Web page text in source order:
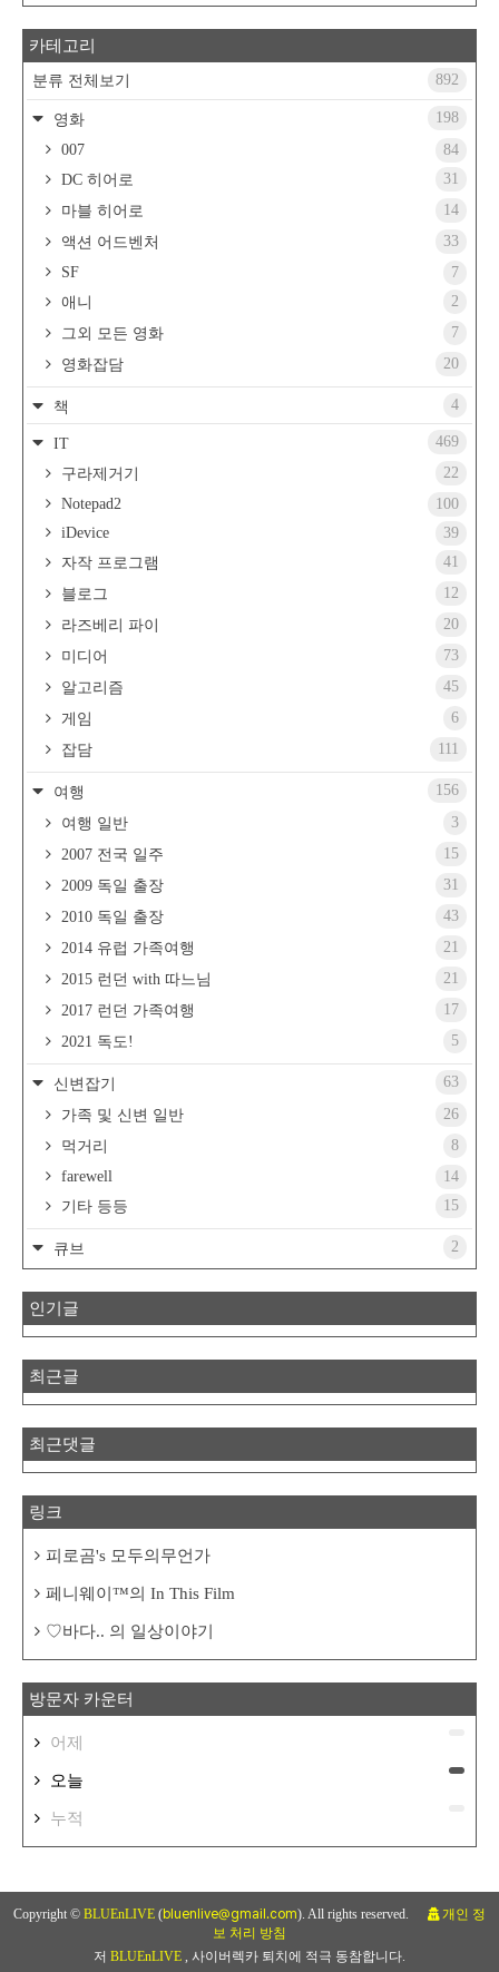
카테고리
분류 전체보기 892
영화
198
007
84
DC 히어로
31
마블 히어로
14
액션 어드벤처
33
SF
7
애니
2
그외 모든 영화
7
영화잡담
20
책 4
IT
469
구라제거기
22
Notepad2
100
iDevice
39
자작 프로그램
41
블로그
12
라즈베리 파이
20
미디어
73
알고리즘
45
게임
6
잡담
111
여행
156
여행 일반
3
2007 전국 일주
15
2009 독일 출장
31
2010 독일 출장
43
2014 유럽 가족여행
21
2015 런던 with 따느님
21
2017 런던 가족여행
17
2021 독도!
5
신변잡기
63
가족 및 신변 일반
26
먹거리
8
farewell
14
기타 등등
15
큐브 2
인기글
최근글
최근댓글
링크
피로곰's 모두의무언가
페니웨이™의 In This Film
♡바다.. 의 일상이야기
방문자 카운터
어제
오늘
누적
Copyright © BLUEnLIVE (bluenlive@gmail.com). All rights reserved.
개인 정
보 처리 방침
저 BLUEnLIVE , 사이버렉카 퇴치에 적극 동참합니다.